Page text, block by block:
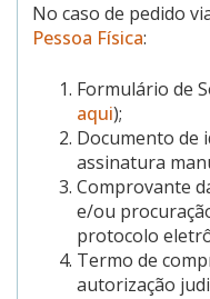
No caso de pedido
Pessoa Física:
Formulário de
aqui);
Documento de
assinatura
Comprovante
e/ou
protocolo
Termo de
autorização